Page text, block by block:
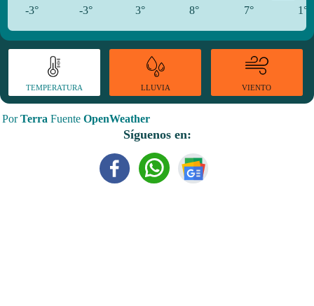
-3° -3° 3° 8° 7° 1°
TEMPERATURA LLUVIA VIENTO
PorTerra Fuente OpenWeather
Síguenos en: